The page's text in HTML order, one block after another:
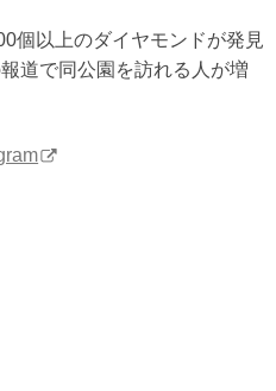
個以上のダイヤモンドが発見
道で同公園を訪れる人が増